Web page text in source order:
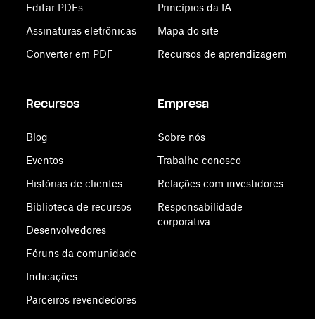
Editar PDFs
Assinaturas eletrônicas
Converter em PDF
Princípios da IA
Mapa do site
Recursos de aprendizagem
Recursos
Blog
Eventos
Histórias de clientes
Biblioteca de recursos
Desenvolvedores
Fóruns da comunidade
Indicações
Parceiros revendedores
Empresa
Sobre nós
Trabalhe conosco
Relações com investidores
Responsabilidade
corporativa